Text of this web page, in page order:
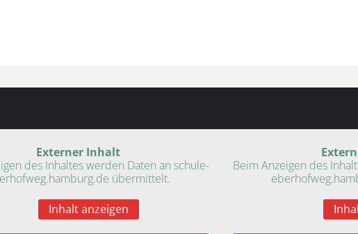
Externer Inhalt
des Inhaltes werden Daten an schule-
übermittelt.
Inhalt anzeigen
Beim Anzeigen des